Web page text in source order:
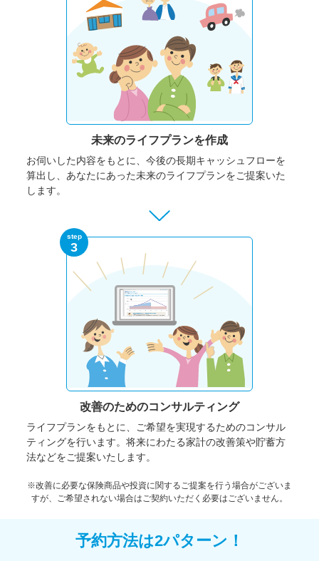
未来のライフプランを作成
お伺いした内容をもとに、今後の長期キャッシュフローを
算出し、あなたにあった未来のライフプランをご提案いた
します。
step
3
改善のためのコンサルティング
ライフプランをもとに、ご希望を実現するためのコンサル
ティングを行います。将来にわたる家計の改善策や貯蓄方
法などをご提案いたします。
※改善に必要な保険商品や投資に関するご提案を行う場合がございま
すが、ご希望されない場合はご契約いただく必要はございません。
予約方法は2パターン！